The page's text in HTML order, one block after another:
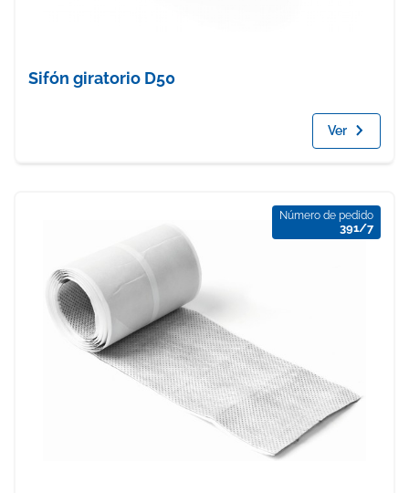
Sifón giratorio D50
Ver
Número de pedido
391/7